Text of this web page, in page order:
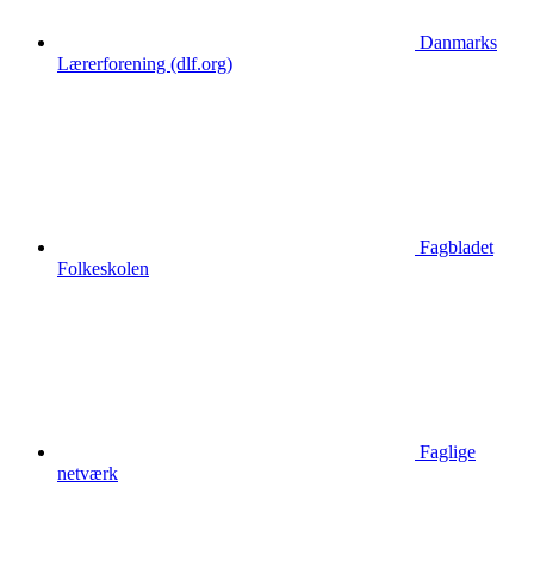
Danmarks
Lærerforening (dlf.org)
Fagbladet
Folkeskolen
Faglige
netværk